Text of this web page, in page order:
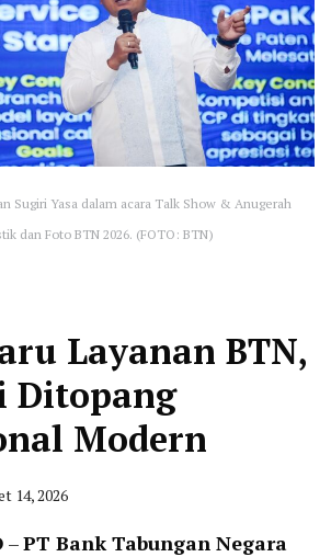
Sugiri Yasa dalam acara Talk Show & Anugerah
dan Foto BTN 2026. (FOTO: BTN)
Layanan BTN,
Ditopang
Modern
14, 2026
–PT Bank Tabungan Negara